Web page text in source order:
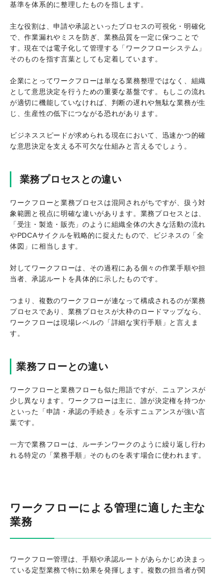
基準を体系的に整理したものを指します。
主な役割は、申請や承認といったプロセスの可視化・明確化
で、作業漏れやミスを防ぎ、業務品質を一定に保つことで
す。現在では電子化して管理する「ワークフローシステム」
そのものを指す言葉としても定着しています。
企業にとってワークフローは単なる業務整理ではなく、組織
として意思決定を行うための重要な基盤です。もしこの流れ
が適切に機能していなければ、判断の遅れや無駄な業務が生
じ、生産性の低下につながる恐れがあります。
ビジネススピードが求められる現在において、迅速かつ的確
な意思決定を支える不可欠な仕組みと言えるでしょう。
業務プロセスとの違い
ワークフローと業務プロセスは混同されがちですが、扱う対
象範囲と視点に明確な違いがあります。業務プロセスとは、
「受注・製造・販売」のように組織全体の大きな活動の流れ
やPDCAサイクルを戦略的に捉えたもので、ビジネスの「全
体図」に相当します。
対してワークフローは、その過程にある個々の作業手順や担
当者、承認ルートを具体的に示したものです。
つまり、複数のワークフローが連なって構成されるのが業務
プロセスであり、業務プロセスが大枠のロードマップなら、
ワークフローは現場レベルの「詳細な実行手順」と言えま
す。
業務フローとの違い
ワークフローと業務フローも似た用語ですが、ニュアンスが
少し異なります。ワークフローは主に、誰が決定権を持つか
といった「申請・承認の手続き」を示すニュアンスが強い言
葉です。
一方で業務フローは、ルーチンワークのように繰り返し行わ
れる特定の「業務手順」そのものを表す場合に使われます。
ワークフローによる管理に適した主な
業務
ワークフロー管理は、手順や承認ルートがあらかじめ決まっ
ている定型業務で特に効果を発揮します。複数の担当者が関